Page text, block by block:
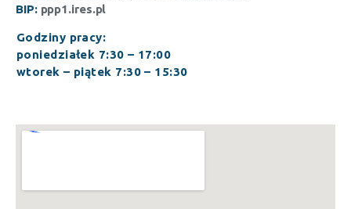
BIP: ppp1.ires.pl
Godziny pracy:
poniedziałek 7:30 – 17:00
wtorek – piątek 7:30 – 15:30